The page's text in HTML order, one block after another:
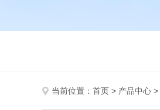
当前位置： 首页 > 产品中心 >